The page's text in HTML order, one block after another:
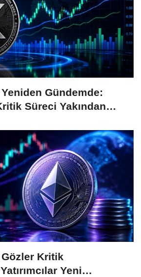
Gündemde:
Süreci Yakından
Kritik
Yeni